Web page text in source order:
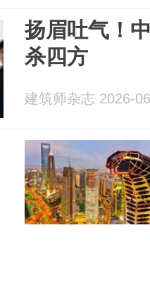
扬眉吐气！
杀四方
建筑师杂志 2026-